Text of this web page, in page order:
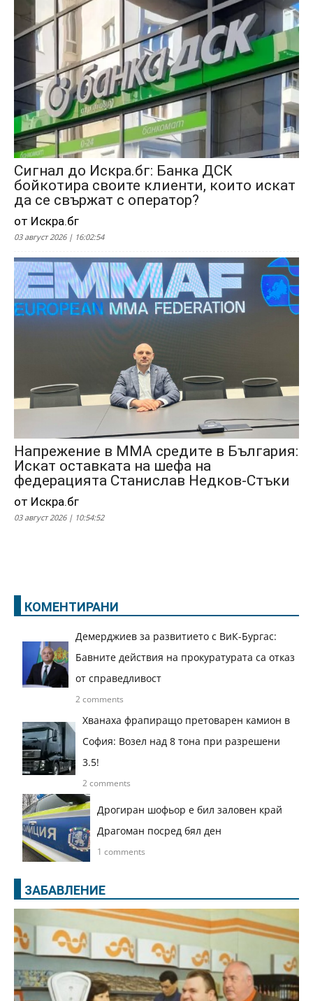
Сигнал до Искра.бг: Банка ДСК
бойкотира своите клиенти, които искат
да се свържат с оператор?
от Искра.бг
03 август 2026 | 16:02:54
Напрежение в ММА средите в България:
Искат оставката на шефа на
федерацията Станислав Недков-Стъки
от Искра.бг
03 август 2026 | 10:54:52
КОМЕНТИРАНИ
Демерджиев за развитието с ВиК-Бургас:
Бавните действия на прокуратурата са отказ
от справедливост
2 comments
Хванаха фрапиращо претоварен камион в
София: Возел над 8 тона при разрешени
3.5!
2 comments
Дрогиран шофьор е бил заловен край
Драгоман посред бял ден
1 comments
ЗАБАВЛЕНИЕ